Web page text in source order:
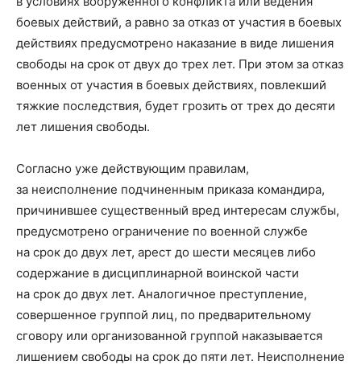
боевых действий, а равно за отказ от участия в боевых
действиях предусмотрено наказание в виде лишения
свободы на срок от двух до трех лет. При этом за отказ
военных от участия в боевых действиях, повлекший
тяжкие последствия, будет грозить от трех до десяти
лет лишения свободы.
Согласно уже действующим правилам,
за неисполнение подчиненным приказа командира,
причинившее существенный вред интересам службы,
предусмотрено ограничение по военной службе
на срок до двух лет, арест до шести месяцев либо
содержание в дисциплинарной воинской части
на срок до двух лет. Аналогичное преступление,
совершенное группой лиц, по предварительному
сговору или организованной группой наказывается
лишением свободы на срок до пяти лет. Неисполнение